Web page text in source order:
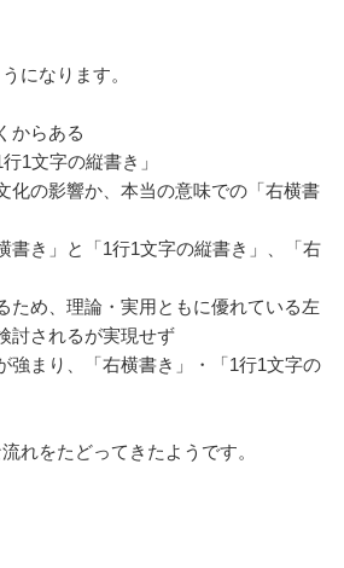
になります。
からある
1文字の縦書き」
化の影響か、本当の意味での「右横書
書き」と「1行1文字の縦書き」、「右
ため、理論・実用ともに優れている左
討されるが実現せず
強まり、「右横書き」・「1行1文字の
れをたどってきたようです。